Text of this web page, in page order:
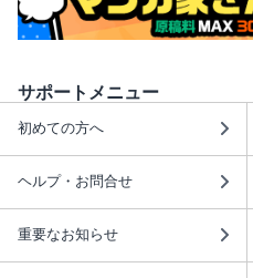
サポートメニュー
初めての方へ
ヘルプ・お問合せ
重要なお知らせ